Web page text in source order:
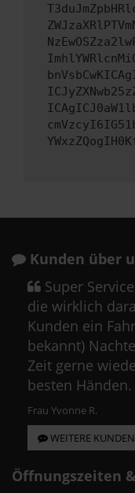
Kunden über
Super
die wirklich
Kunden ein
bekannt)
Zeit gerne
besten Händen.
Frau Yvonne R.
WEITERE
Öffnungszeiten